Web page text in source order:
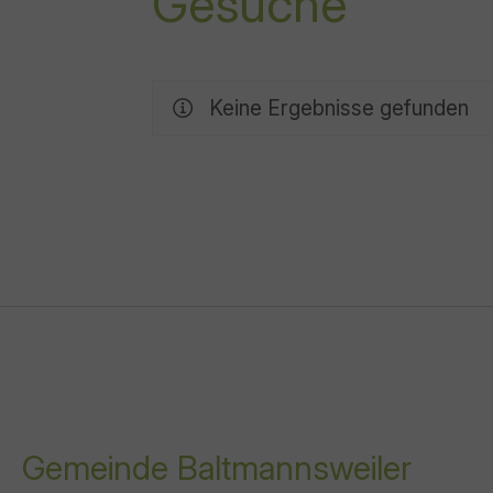
Keine Ergebnisse gefunden
Gemeinde Baltmannsweiler